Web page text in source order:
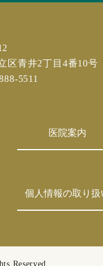
区青井2丁目4番10
5511
医院案内
個人情報の取り扱
Reserved.